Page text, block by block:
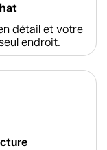
détail et votre
endroit.